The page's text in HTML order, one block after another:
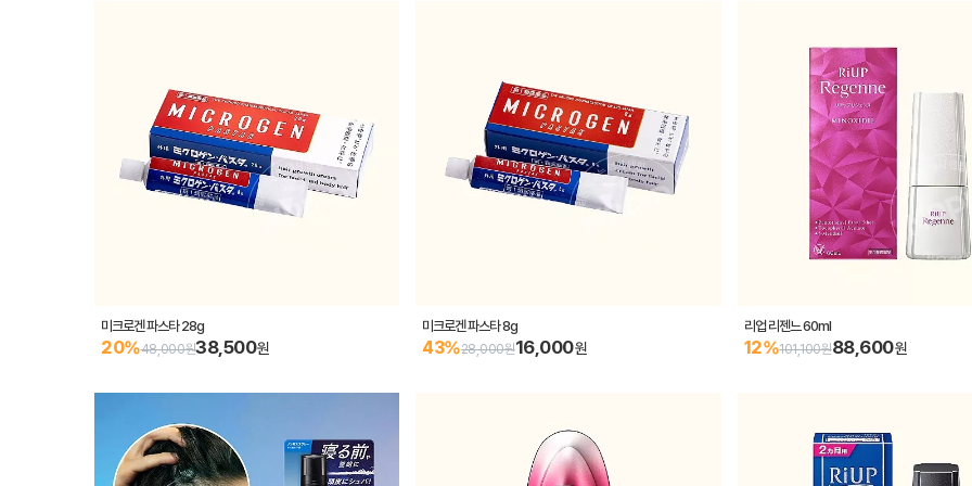
미크로겐 파스타 28g
20%48,000원38,500원
미크로겐 파스타 8g
43%28,000원16,000원
리업 리젠느 60ml
12%101,100원88,600원